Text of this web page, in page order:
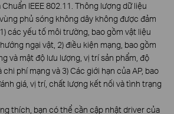
IEEE 802.11. Thông lượng dữ liệu
phủ sóng không dây không được đảm
các yếu tố môi trường, bao gồm vật liệu
ngại vật, 2) điều kiện mạng, bao gồm
và mật độ lưu lượng, vị trí sản phẩm, độ
phí mạng và 3) Các giới hạn của AP, bao
giá, vị trí, chất lượng kết nối và tình trạng
thích, bạn có thể cần cập nhật driver của